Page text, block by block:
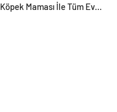
Köpek Maması İle Tüm Evcil